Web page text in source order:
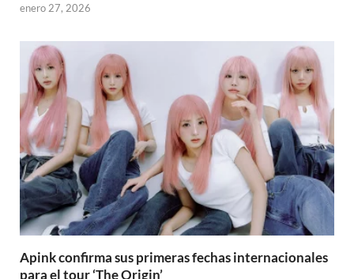
enero 27, 2026
Apink confirma sus primeras fechas internacionales
para el tour ‘The Origin’